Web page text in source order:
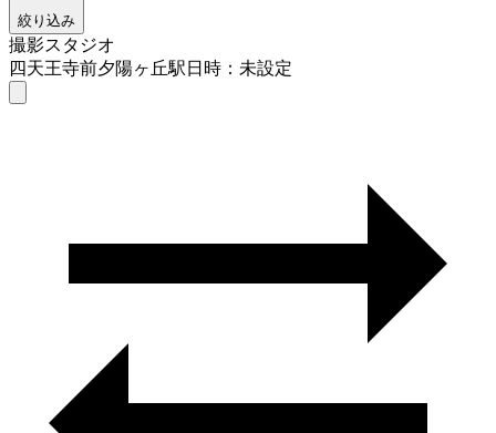
絞り込み
撮影スタジオ
四天王寺前夕陽ヶ丘駅日時：未設定